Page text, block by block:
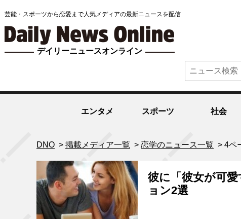
芸能・スポーツから恋愛まで人気メディアの最新ニュースを配信
デイリーニュースオンライン
エンタメ スポーツ 社会
DNO > 掲載メディア一覧 > 恋学のニュース一覧 > 4ペ
彼に「彼女が可
ョン2選